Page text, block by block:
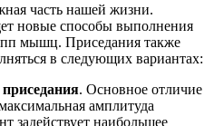
часть нашей жизни.
новые способы выполнения
мышц. Приседания также
в следующих вариантах:
. Основное отличие
амплитуда
задействует наибольшее